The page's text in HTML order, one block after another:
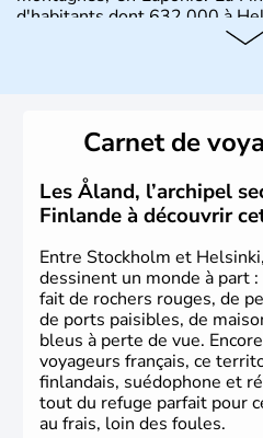
d'habitants dont 632 000 à
Carnet de
Les Åland, l’archipel
Finlande à découvrir
Entre Stockholm et
dessinent un monde à part
fait de rochers rouges, de
de ports paisibles, de
bleus à perte de vue.
voyageurs français, ce
finlandais, suédophone et
tout du refuge parfait pour
au frais, loin des foules.